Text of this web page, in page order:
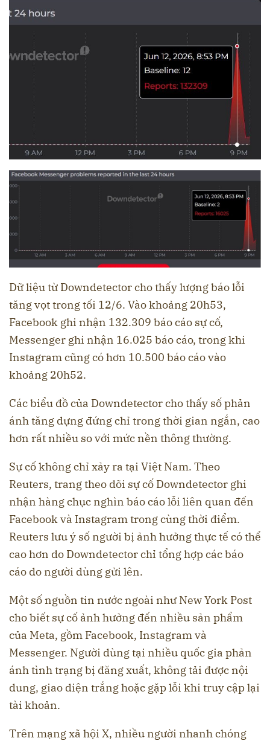
Dữ liệu từ Downdetector cho thấy lượng báo lỗi
tăng vọt trong tối 12/6. Vào khoảng 20h53,
Facebook ghi nhận 132.309 báo cáo sự cố,
Messenger ghi nhận 16.025 báo cáo, trong khi
Instagram cũng có hơn 10.500 báo cáo vào
khoảng 20h52.
Các biểu đồ của Downdetector cho thấy số phản
ánh tăng dựng đứng chỉ trong thời gian ngắn, cao
hơn rất nhiều so với mức nền thông thường.
Sự cố không chỉ xảy ra tại Việt Nam. Theo
Reuters, trang theo dõi sự cố Downdetector ghi
nhận hàng chục nghìn báo cáo lỗi liên quan đến
Facebook và Instagram trong cùng thời điểm.
Reuters lưu ý số người bị ảnh hưởng thực tế có thể
cao hơn do Downdetector chỉ tổng hợp các báo
cáo do người dùng gửi lên.
Một số nguồn tin nước ngoài như New York Post
cho biết sự cố ảnh hưởng đến nhiều sản phẩm
của Meta, gồm Facebook, Instagram và
Messenger. Người dùng tại nhiều quốc gia phản
ánh tình trạng bị đăng xuất, không tải được nội
dung, giao diện trắng hoặc gặp lỗi khi truy cập lại
tài khoản.
Trên mạng xã hội X, nhiều người nhanh chóng